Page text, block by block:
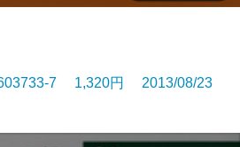
7 1,320円 2013/08/23